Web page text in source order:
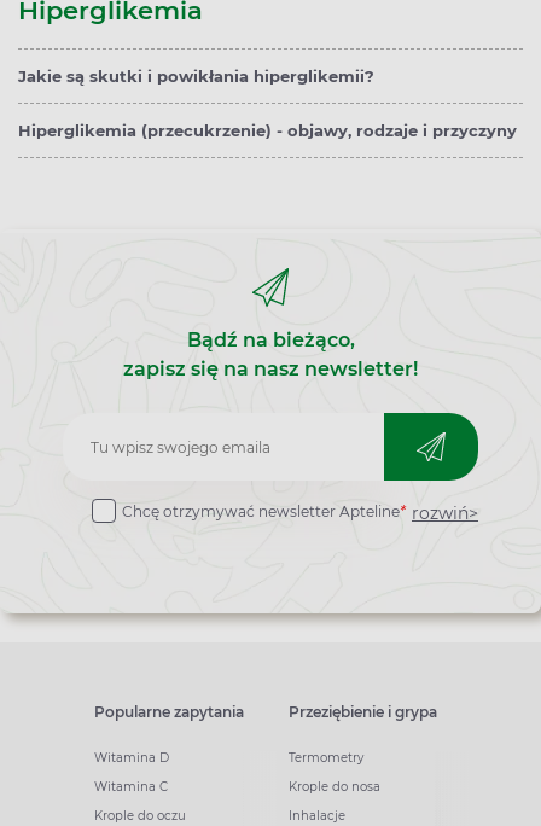
Hiperglikemia
Jakie są skutki i powikłania hiperglikemii?
Hiperglikemia (przecukrzenie) - objawy, rodzaje i przyczyny
Bądź na bieżąco,
zapisz się na nasz newsletter!
Zapisz
do
Chcę otrzymywać newsletter Apteline* rozwiń>
Popularne zapytania
Witamina D
Witamina C
Krople do oczu
Przeziębienie i grypa
Termometry
Krople do nosa
Inhalacje